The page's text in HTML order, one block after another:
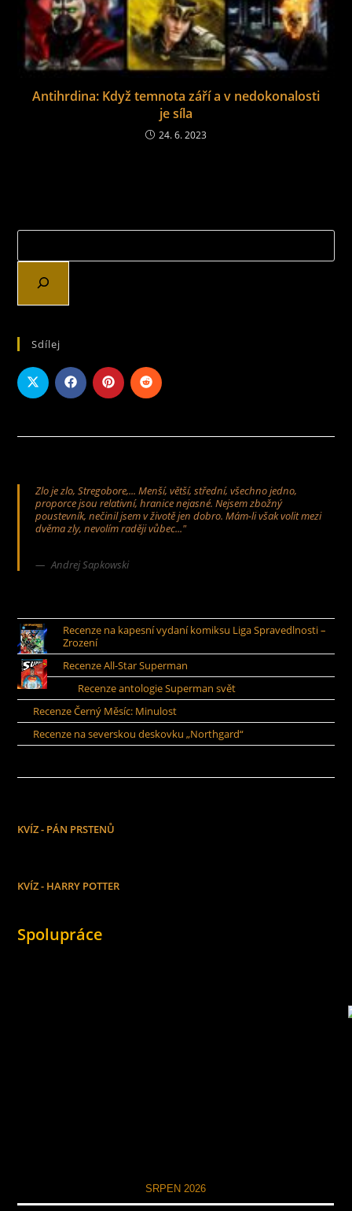
Antihrdina: Když temnota září a v nedokonalosti
je síla
24. 6. 2023
Sdílej
Zlo je zlo, Stregobore,... Menší, větší, střední, všechno jedno,
proporce jsou relativní, hranice nejasné. Nejsem zbožný
poustevník, nečinil jsem v životě jen dobro. Mám-li však volit mezi
dvěma zly, nevolím raději vůbec..."
Andrej Sapkowski
Recenze na kapesní vydaní komiksu Liga Spravedlnosti –
Zrození
Recenze All-Star Superman
Recenze antologie Superman svět
Recenze Černý Měsíc: Minulost
Recenze na severskou deskovku „Northgard“
KVÍZ - PÁN PRSTENŮ
KVÍZ - HARRY POTTER
Spolupráce
SRPEN 2026